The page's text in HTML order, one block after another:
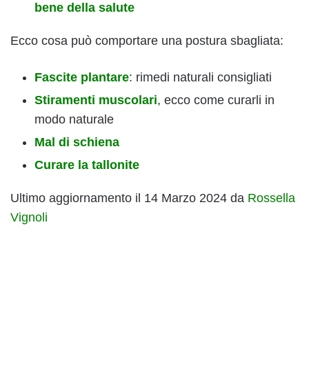
bene della salute
Ecco cosa può comportare una postura sbagliata:
Fascite plantare: rimedi naturali consigliati
Stiramenti muscolari, ecco come curarli in
modo naturale
Mal di schiena
Curare la tallonite
Ultimo aggiornamento il 14 Marzo 2024 da Rossella
Vignoli